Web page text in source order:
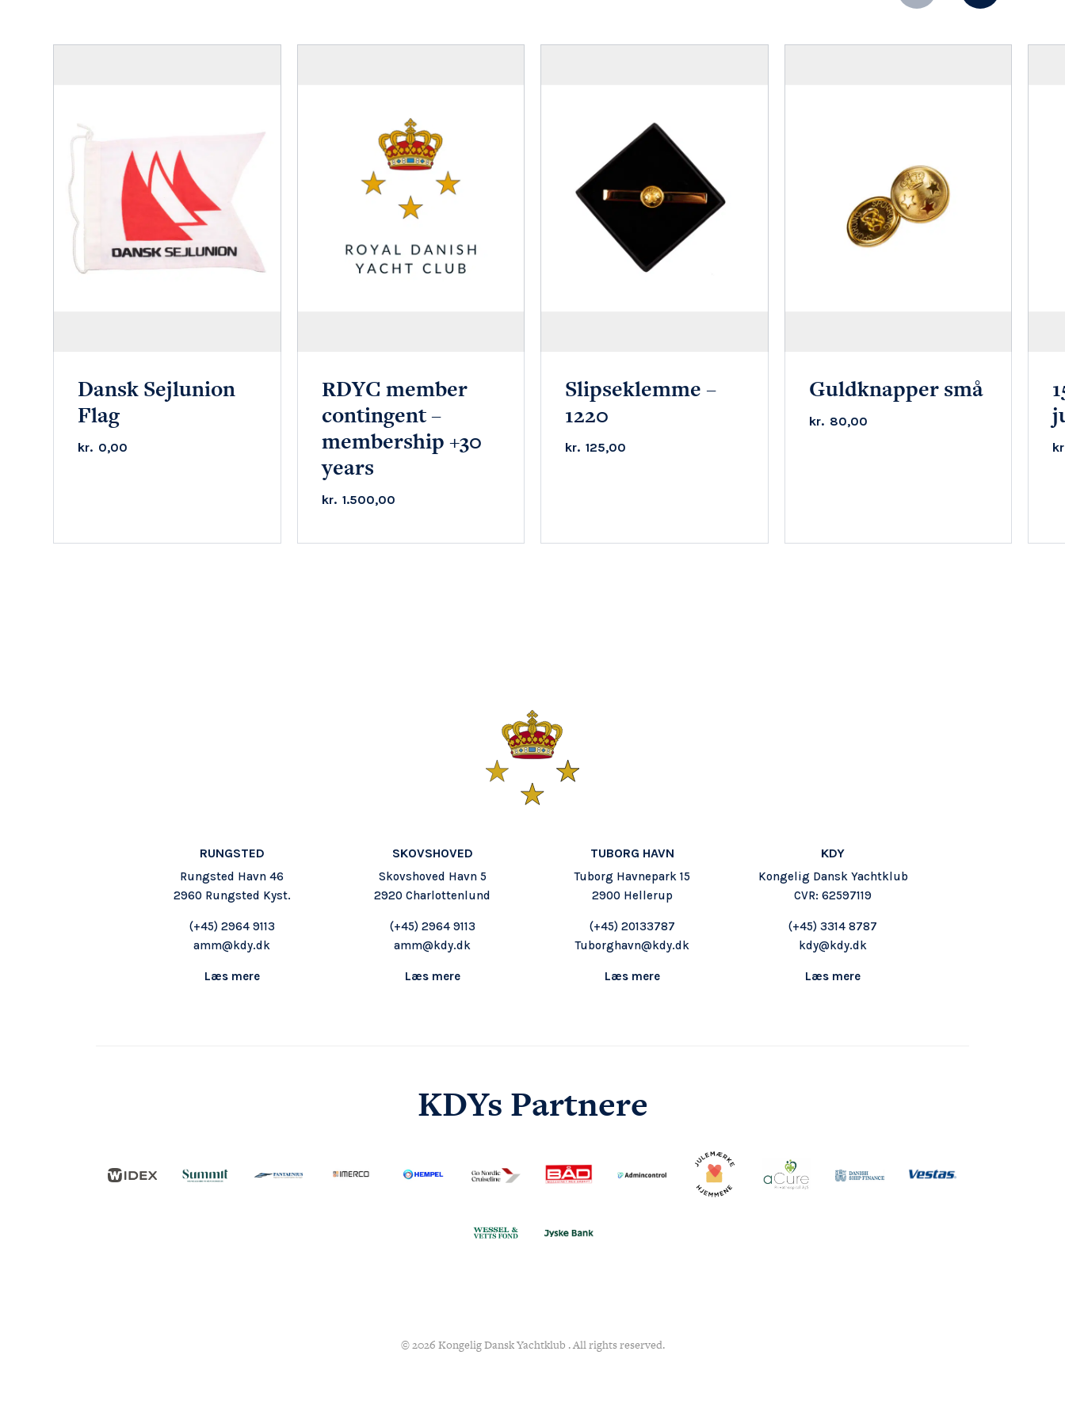
Dansk Sejlunion
Flag
kr. 0,00
RDYC member
contingent –
membership +30
years
kr. 1.500,00
Slipseklemme –
1220
kr. 125,00
Guldknapper små
kr. 80,00
RUNGSTED
Rungsted Havn 46
2960 Rungsted Kyst.
(+45) 2964 9113
amm@kdy.dk
Læs mere
SKOVSHOVED
Skovshoved Havn 5
2920 Charlottenlund
(+45) 2964 9113
amm@kdy.dk
Læs mere
TUBORG HAVN
Tuborg Havnepark 15
2900 Hellerup
(+45) 20133787
Tuborghavn@kdy.dk
Læs mere
KDY
Kongelig Dansk Yachtklub
CVR: 62597119
(+45) 3314 8787
kdy@kdy.dk
Læs mere
KDYs Partnere
© 2026 Kongelig Dansk Yachtklub . All rights reserved.